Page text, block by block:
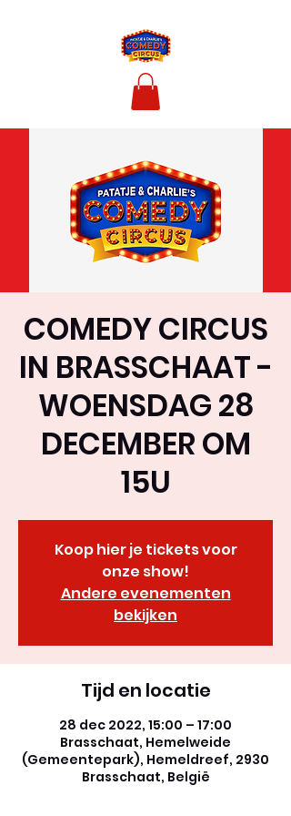
COMEDY CIRCUS
IN BRASSCHAAT -
WOENSDAG 28
DECEMBER OM
15U
Koop hier je tickets voor
onze show!
Andere evenementen
bekijken
Tijd en locatie
28 dec 2022, 15:00 – 17:00
Brasschaat, Hemelweide
(Gemeentepark), Hemeldreef, 2930
Brasschaat, België